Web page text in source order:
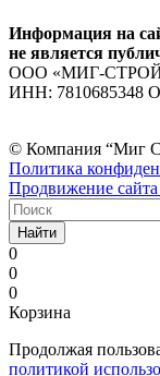
Информация на
не является
ООО «МИГ-
ИНН: 7810685348
© Компания “Миг
Политика
Продвижение сайта
Найти
0
0
0
Корзина
Продолжая
политикой